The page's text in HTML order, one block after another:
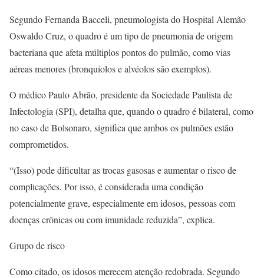
Segundo Fernanda Bacceli, pneumologista do Hospital Alemão
Oswaldo Cruz, o quadro é um tipo de pneumonia de origem
bacteriana que afeta múltiplos pontos do pulmão, como vias
aéreas menores (bronquíolos e alvéolos são exemplos).
O médico Paulo Abrão, presidente da Sociedade Paulista de
Infectologia (SPI), detalha que, quando o quadro é bilateral, como
no caso de Bolsonaro, significa que ambos os pulmões estão
comprometidos.
“(Isso) pode dificultar as trocas gasosas e aumentar o risco de
complicações. Por isso, é considerada uma condição
potencialmente grave, especialmente em idosos, pessoas com
doenças crônicas ou com imunidade reduzida”, explica.
Grupo de risco
Como citado, os idosos merecem atenção redobrada. Segundo